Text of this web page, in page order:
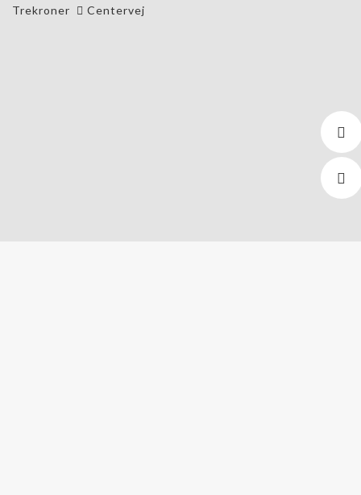
Trekroner
Centervej